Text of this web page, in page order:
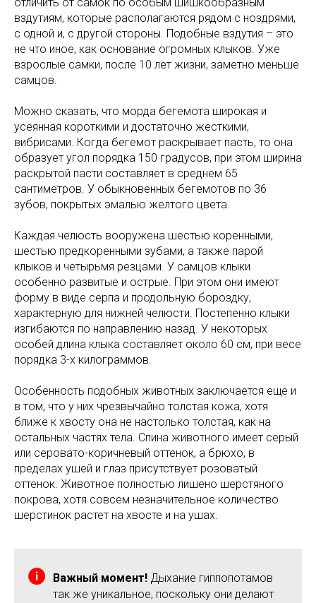
отличить от самок по особым шишкообразным
вздутиям, которые располагаются рядом с ноздрями,
с одной и, с другой стороны. Подобные вздутия – это
не что иное, как основание огромных клыков. Уже
взрослые самки, после 10 лет жизни, заметно меньше
самцов.
Можно сказать, что морда бегемота широкая и
усеянная короткими и достаточно жесткими,
вибрисами. Когда бегемот раскрывает пасть, то она
образует угол порядка 150 градусов, при этом ширина
раскрытой пасти составляет в среднем 65
сантиметров. У обыкновенных бегемотов по 36
зубов, покрытых эмалью желтого цвета.
Каждая челюсть вооружена шестью коренными,
шестью предкоренными зубами, а также парой
клыков и четырьмя резцами. У самцов клыки
особенно развитые и острые. При этом они имеют
форму в виде серпа и продольную бороздку,
характерную для нижней челюсти. Постепенно клыки
изгибаются по направлению назад. У некоторых
особей длина клыка составляет около 60 см, при весе
порядка 3-х килограммов.
Особенность подобных животных заключается еще и
в том, что у них чрезвычайно толстая кожа, хотя
ближе к хвосту она не настолько толстая, как на
остальных частях тела. Спина животного имеет серый
или серовато-коричневый оттенок, а брюхо, в
пределах ушей и глаз присутствует розоватый
оттенок. Животное полностью лишено шерстяного
покрова, хотя совсем незначительное количество
шерстинок растет на хвосте и на ушах.
Важный момент! Дыхание гиппопотамов
так же уникальное, поскольку они делают